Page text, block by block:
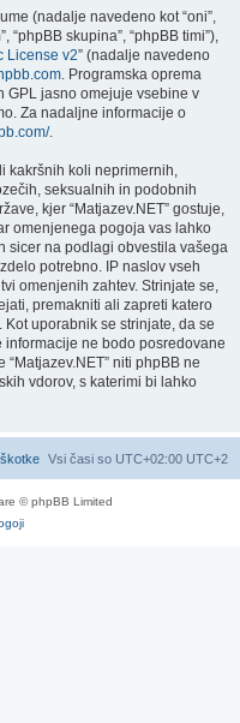
(nadalje navedeno kot “oni”,
“phpBB skupina”, “phpBB timi”),
License v2” (nadalje navedeno
. Programska oprema
GPL jasno omejuje vsebine v
Za nadaljne informacije o
.
kakršnih koli neprimernih,
seksualnih in podobnih
kjer “Matjazev.NET” gostuje,
omenjenega pogoja vas lahko
sicer na podlagi obvestila vašega
potrebno. IP naslov vseh
omenjenih zahtev. Strinjate se,
premakniti ali zapreti katero
uporabnik se strinjate, da se
ne bodo posredovane
niti phpBB ne
vdorov, s katerimi bi lahko
Vsi časi so UTC+02:00 UTC+2
© phpBB Limited